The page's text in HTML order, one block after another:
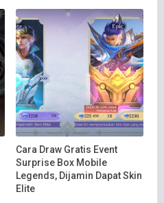
Cara Draw Gratis Event
Surprise Box Mobile
Legends, Dijamin Dapat Skin
Elite